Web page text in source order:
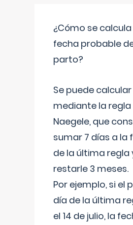
¿Cómo se calcula
fecha probable
parto?
Se puede calcular
mediante la regla
Naegele, que
sumar 7 días a la
de la última regla
restarle 3 meses.
Por ejemplo, si el
día de la última
el 14 de julio, la